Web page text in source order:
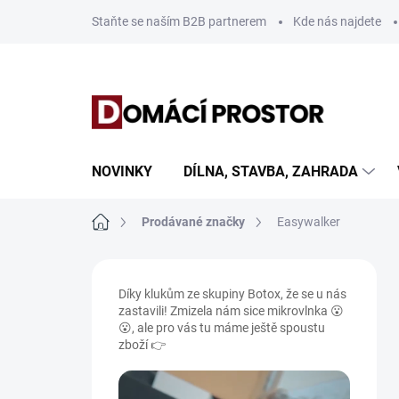
Staňte se naším B2B partnerem Kde nás najdete
NOVINKY DÍLNA, STAVBA, ZAHRADA
Domů Prodávané značky Easywalker
Díky klukům ze skupiny Botox, že se u nás
zastavili! Zmizela nám sice mikrovlnka 😮
😮, ale pro vás tu máme ještě spoustu
zboží 👉